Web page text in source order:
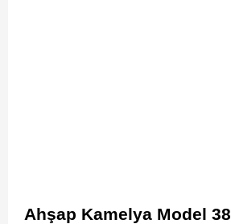
Ahşap Kamelya Model 38